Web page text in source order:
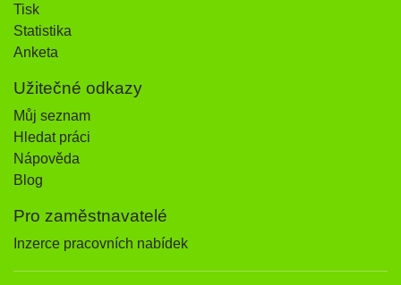
Tisk
Statistika
Anketa
Užitečné odkazy
Můj seznam
Hledat práci
Nápověda
Blog
Pro zaměstnavatelé
Inzerce pracovních nabídek